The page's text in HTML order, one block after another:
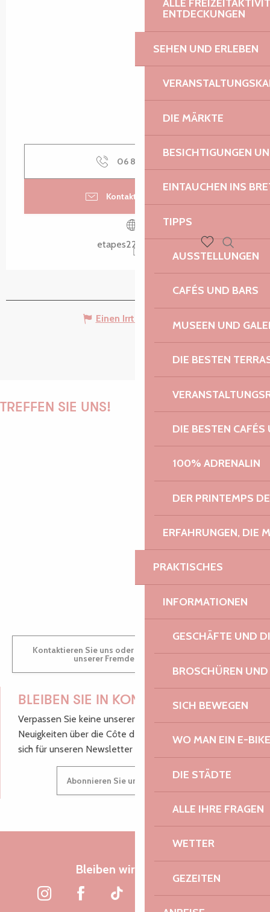
ALLE
ENTDECKUNGEN
SEHEN UND ERLEBEN
DIE MÄRKTE
BESICHTIGUNGEN
EINTAUCHEN INS
TIPPS
AUSSTELLUNGEN
CAFÉS UND BARS
MUSEEN UND
DIE BESTEN
DIE BESTEN
100% ADRENALIN
DER PRINTEMPS
ERFAHRUNGEN, DIE
PRAKTISCHES
INFORMATIONEN
GESCHÄFTE UND
BROSCHÜREN
SICH BEWEGEN
WO MAN EIN E-
DIE STÄDTE
ALLE IHRE FRAGEN
WETTER
GEZEITEN
Voir les favoris
Suche
06 81 41 41
Kontaktieren Sie uns
etapes22560.com
Einen Irrtum angeben
TREFFEN SIE UNS!
PAULINE
AUDREY
GWENAËLLE
Kontaktieren Sie uns oder besuchen Sie uns in einem
unserer Fremdenverkehrsbüros.
BLEIBEN SIE IN KONTAKT!
Verpassen Sie keine unserer guten Tipps und
Neuigkeiten über die Côte de Granit Rose, melden Sie
sich für unseren Newsletter an.
Abonnieren Sie unseren Newsletter
Bleiben wir verbunden